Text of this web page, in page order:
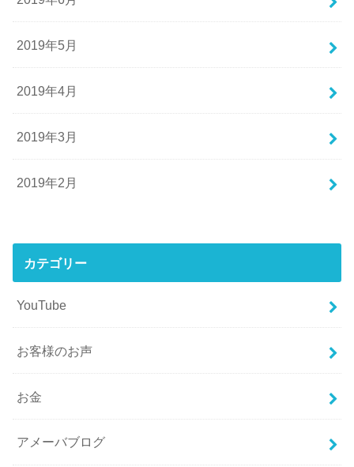
2019年5月
2019年4月
2019年3月
2019年2月
カテゴリー
YouTube
お客様のお声
お金
アメーバブログ